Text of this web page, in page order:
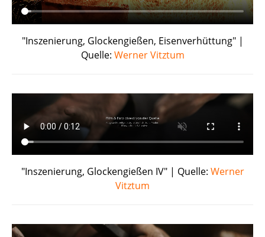
"Inszenierung, Glockengießen, Eisenverhüttung" |
Quelle: Werner Vitztum
"Inszenierung, Glockengießen IV" | Quelle: Werner
Vitztum